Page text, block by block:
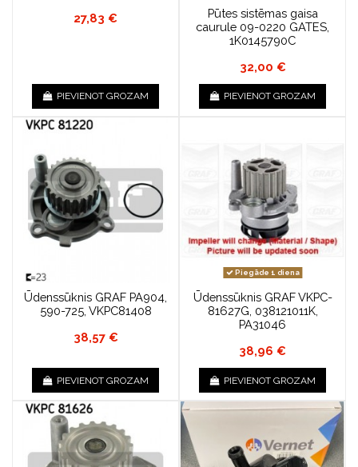
27,83 €
PIEVIENOT GROZAM
Pūtes sistēmas gaisa
caurule 09-0220 GATES,
1K0145790C
32,00 €
PIEVIENOT GROZAM
Ūdenssūknis GRAF PA904,
590-725, VKPC81408
38,57 €
PIEVIENOT GROZAM
Piegāde 1 diena
Ūdenssūknis GRAF VKPC-
81627G, 038121011K,
PA31046
38,96 €
PIEVIENOT GROZAM